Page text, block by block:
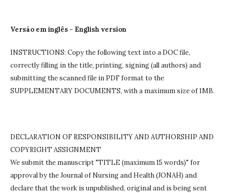
Versão em inglês - English version
INSTRUCTIONS: Copy the following text into a DOC file,
correctly filling in the title, printing, signing (all authors) and
submitting the scanned file in PDF format to the
SUPPLEMENTARY DOCUMENTS, with a maximum size of 1MB.
DECLARATION OF RESPONSIBILITY AND AUTHORSHIP AND
COPYRIGHT ASSIGNMENT
We submit the manuscript "TITLE (maximum 15 words)" for
approval by the Journal of Nursing and Health (JONAH) and
declare that the work is unpublished, original and is being sent